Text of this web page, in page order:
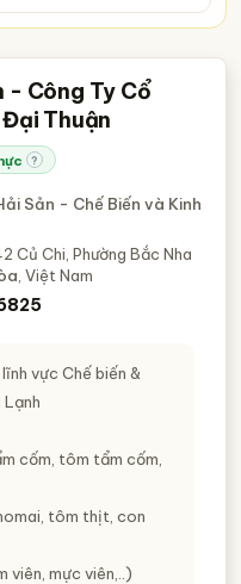
Kiên Giang
Quảng Bình
Sóc Trăng
- Công Ty Cổ
Đại Thuận
?
Sản - Chế Biến và Kinh
Củ Chi, Phường Bắc Nha
, Việt Nam
vực Chế biến &
Lạnh
cốm, tôm tẩm cốm,
tôm thịt, con
viên, mực viên,..)